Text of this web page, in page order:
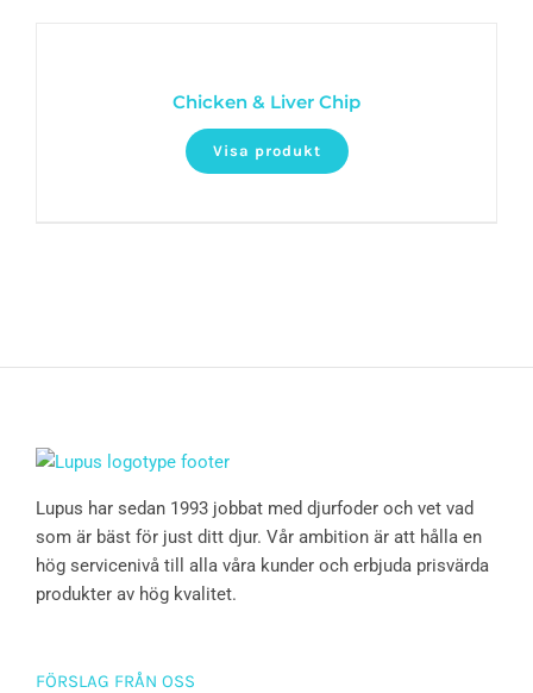
Chicken & Liver Chip
Visa produkt
Lupus har sedan 1993 jobbat med djurfoder och vet vad
som är bäst för just ditt djur. Vår ambition är att hålla en
hög servicenivå till alla våra kunder och erbjuda prisvärda
produkter av hög kvalitet.
FÖRSLAG FRÅN OSS